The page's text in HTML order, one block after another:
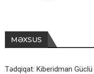
MƏXSUS
Tədqiqat: Kiberidman